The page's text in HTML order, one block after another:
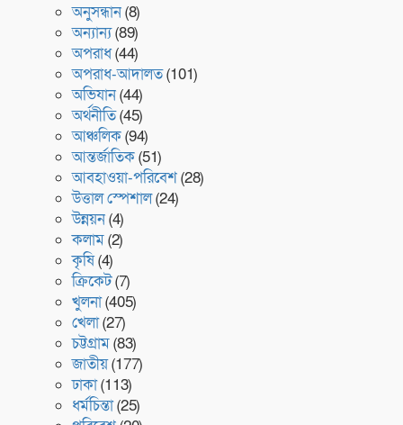
অনুসন্ধান(8)
অন্যান্য(89)
অপরাধ(44)
অপরাধ-আদালত(101)
অভিযান(44)
অর্থনীতি(45)
আঞ্চলিক(94)
আন্তর্জাতিক(51)
আবহাওয়া-পরিবেশ(28)
উত্তাল স্পেশাল(24)
উন্নয়ন(4)
কলাম(2)
কৃষি(4)
ক্রিকেট(7)
খুলনা(405)
খেলা(27)
চট্টগ্রাম(83)
জাতীয়(177)
ঢাকা(113)
ধর্মচিন্তা(25)